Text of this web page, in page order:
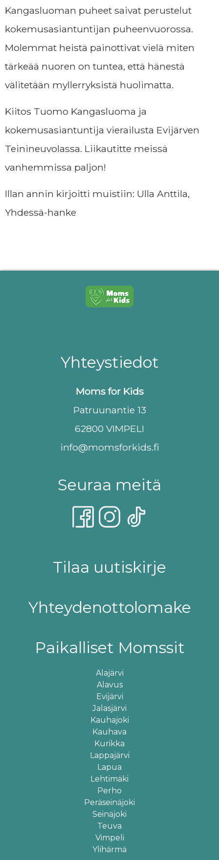
Kangasluoman puheet saivat perustelut
kokemusasiantuntijan puheenvuorossa.
Molemmat heistä painottivat vielä miten
tärkeää nuoren on tuntea, että hänestä
välitetään myllerryksistä huolimatta.
Kiitos Tuomo Kangasluoma ja
kokemusasiantuntija vierailusta Evijärven
Teinineuvolassa. Liikautitte meissä
vanhemmissa paljon!
Illan annin kirjoitti muistiin: Ulla Anttila,
Yhdessä-hanke
Yhteystiedot
Moms for Kids
Patruunantie 13
62800 VIMPELI
info@momsforkids.fi
Seuraa meitä
Tilaa uutiskirje
Yhteydenottolomake
Paikalliset Momssit
Alajärvi
Alavus
Evijärvi
Jalasjärvi
Kauhajoki
Kauhava
Kurikka
Lappajärvi
Lapua
Lehtimäki
Perho
Peräseinäjoki
Seinäjoki
Teuva
Vimpeli
Ylihärmä
Sivusto käyttää evästeitä
Evästeitä (cookie) käytetään parantamaan